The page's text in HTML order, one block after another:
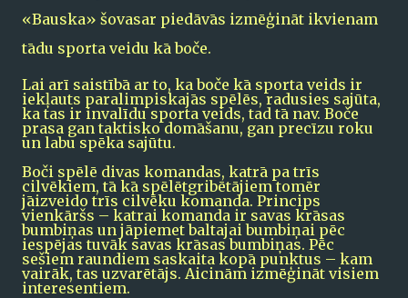
«Bauska» šovasar piedāvās izmēģināt ikvienam
tādu sporta veidu kā boče.
Lai arī saistībā ar to, ka boče kā sporta veids ir
iekļauts paralimpiskajās spēlēs, radusies sajūta,
ka tas ir invalīdu sporta veids, tad tā nav. Boče
prasa gan taktisko domāšanu, gan precīzu roku
un labu spēka sajūtu.
Boči spēlē divas komandas, katrā pa trīs
cilvēkiem, tā kā spēlētgribētājiem tomēr
jāizveido trīs cilvēku komanda. Princips
vienkāršs – katrai komanda ir savas krāsas
bumbiņas un jāpiemet baltajai bumbiņai pēc
iespējas tuvāk savas krāsas bumbiņas. Pēc
sešiem raundiem saskaita kopā punktus – kam
vairāk, tas uzvarētājs. Aicinām izmēģināt visiem
interesentiem.